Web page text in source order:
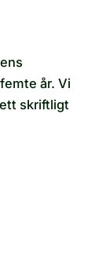
år. Vi
skriftligt